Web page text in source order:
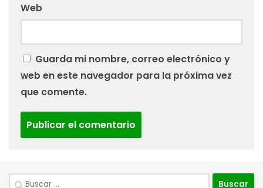
Web
Guarda mi nombre, correo electrónico y
web en este navegador para la próxima vez
que comente.
Buscar: